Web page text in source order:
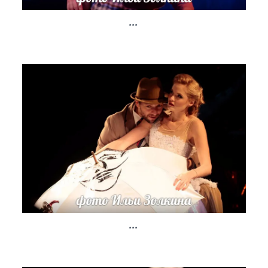
...
...